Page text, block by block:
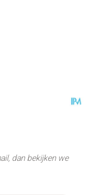
dan bekijken we